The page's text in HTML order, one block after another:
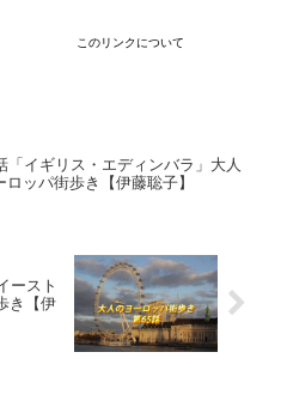
「イギリス・エディンバラ」大人
ロッパ街歩き【伊藤聡子】
ースト
き【伊